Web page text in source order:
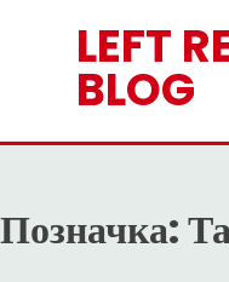
LEFT
BLOG
Позначка: